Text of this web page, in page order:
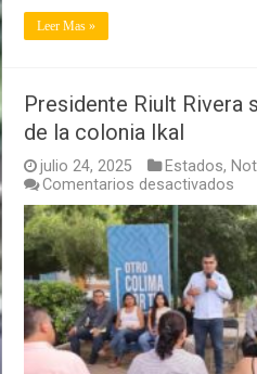
Leer Mas »
Presidente Riult Rivera
de la colonia Ikal
julio 24, 2025 Estados,
Comentarios desactivados
se
de
la